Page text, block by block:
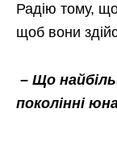
Радію тому,
щоб вони
– Що
поколінні